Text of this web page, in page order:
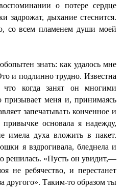
о потере сердце
задрожат, дыхание стеснится.
со всем пламенем души моей
знать: как удалось мне
и подлинно трудно. Известна
когда занят он многими
меня и, принимаясь
запечатывать конченное и
основала я надежду,
имела духа вложить в пакет.
я вздрогивала, бледнела и
решилась. «Пусть он увидит,—
не ребячество, и перестанет
другого». Таким-то образом ты